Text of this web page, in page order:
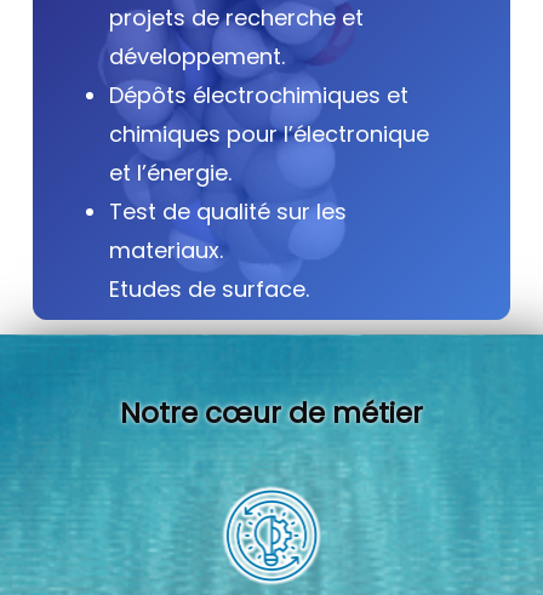
projets de recherche et
développement.
Dépôts électrochimiques et
chimiques pour l’électronique
et l’énergie.
Test de qualité sur les
materiaux.
Etudes de surface.
Notre cœur de métier